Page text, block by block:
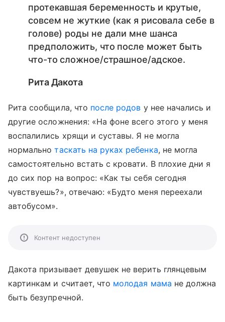
протекавшая беременность и крутые,
совсем не жуткие (как я рисовала себе в
голове) роды не дали мне шанса
предположить, что после может быть
что-то сложное/страшное/адское.
Рита Дакота
Рита сообщила, что после родов у нее начались и
другие осложнения: «На фоне всего этого у меня
воспалились хрящи и суставы. Я не могла
нормальнотаскать на руках ребенка, не могла
самостоятельно встать с кровати. В плохие дни я
до сих пор на вопрос: «Как ты себя сегодня
чувствуешь?», отвечаю: «Будто меня переехали
автобусом».
Контент недоступен
Дакота призывает девушек не верить глянцевым
картинкам и считает, что молодая мама не должна
быть безупречной.